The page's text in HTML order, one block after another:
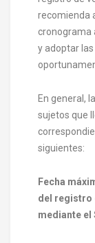
recomienda
cronograma
y adoptar
En general,
sujetos que
siguientes:
Fecha
del registro
mediante el